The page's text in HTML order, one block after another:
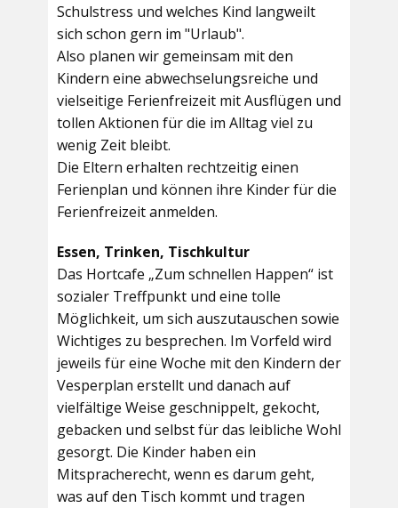
Schulstress und welches Kind langweilt
sich schon gern im "Urlaub".
Also planen wir gemeinsam mit den
Kindern eine abwechselungsreiche und
vielseitige Ferienfreizeit mit Ausflügen und
tollen Aktionen für die im Alltag viel zu
wenig Zeit bleibt.
Die Eltern erhalten rechtzeitig einen
Ferienplan und können ihre Kinder für die
Ferienfreizeit anmelden.
Essen, Trinken, Tischkultur
Das Hortcafe „Zum schnellen Happen“ ist
sozialer Treffpunkt und eine tolle
Möglichkeit, um sich auszutauschen sowie
Wichtiges zu besprechen. Im Vorfeld wird
jeweils für eine Woche mit den Kindern der
Vesperplan erstellt und danach auf
vielfältige Weise geschnippelt, gekocht,
gebacken und selbst für das leibliche Wohl
gesorgt. Die Kinder haben ein
Mitspracherecht, wenn es darum geht,
was auf den Tisch kommt und tragen